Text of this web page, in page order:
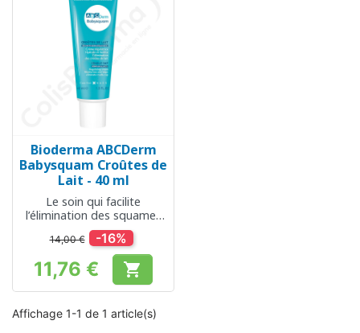
Bioderma ABCDerm
Babysquam Croûtes de
Lait - 40 ml
Le soin qui facilite
l’élimination des squames
et hydrate intensément
14,00 € -16%
Prix
11,76 € 
Affichage 1-1 de 1 article(s)